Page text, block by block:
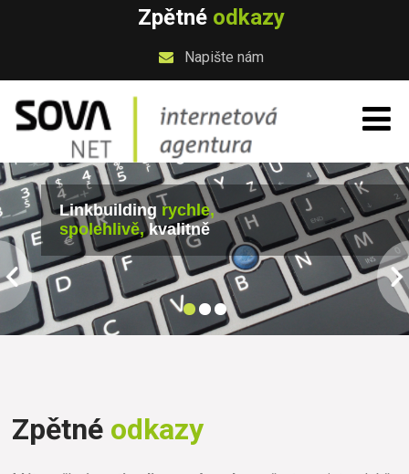
Zpětné odkazy
Napište nám
Linkbuilding rychle,
spolehlivě,kvalitně
Zpětné odkazy